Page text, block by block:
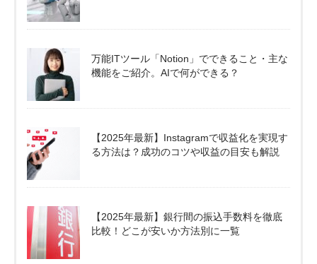
万能ITツール「Notion」でできること・主な
機能をご紹介。AIで何ができる？
【2025年最新】Instagramで収益化を実現す
る方法は？成功のコツや収益の目安も解説
【2025年最新】銀行間の振込手数料を徹底
比較！どこが安いか方法別に一覧